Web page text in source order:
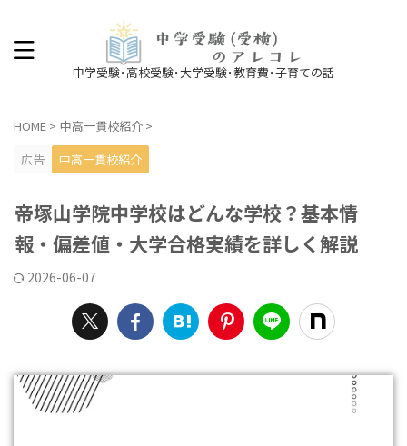
中学受験･高校受験･大学受験･教育費･子育ての話
HOME > 中高一貫校紹介 >
広告
中高一貫校紹介
帝塚山学院中学校はどんな学校？基本情
報・偏差値・大学合格実績を詳しく解説
2026-06-07